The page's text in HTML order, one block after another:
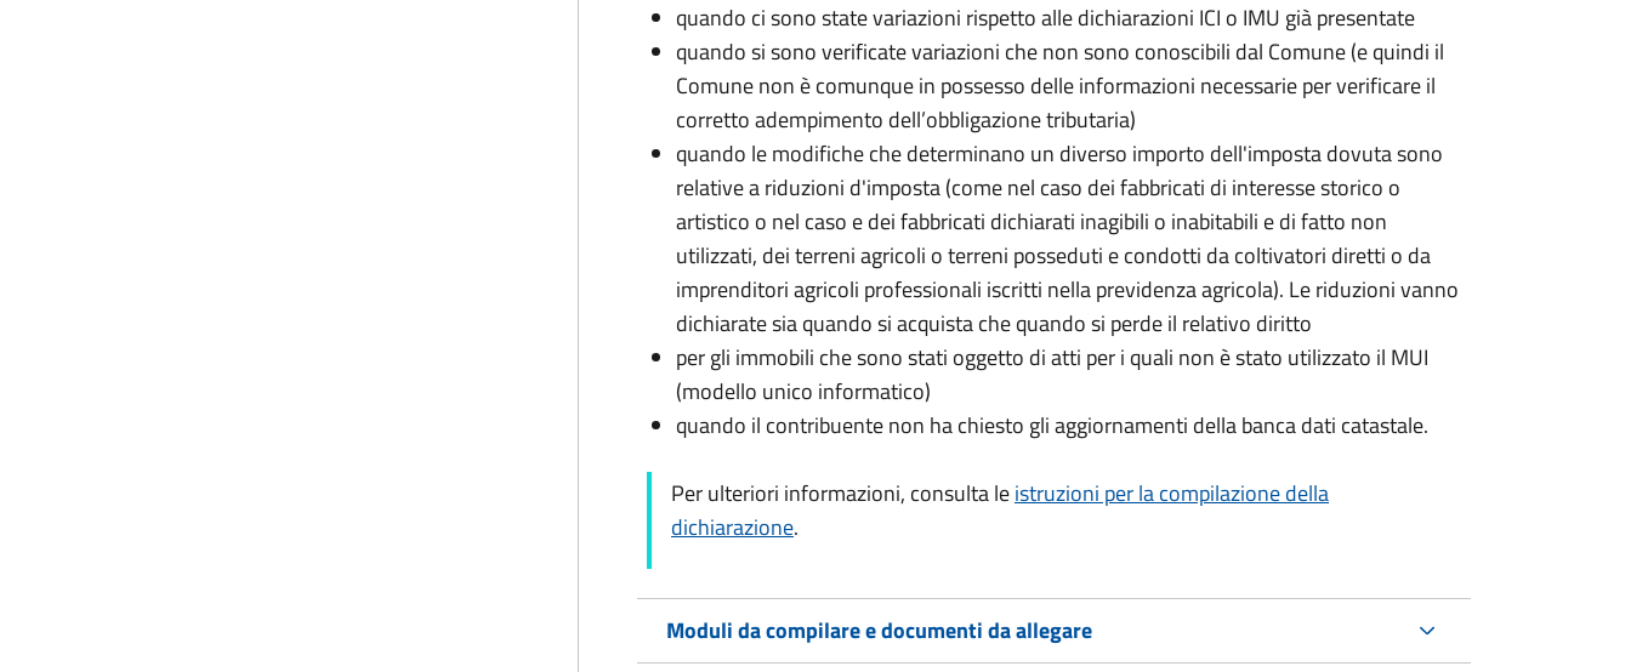
quando ci sono state variazioni rispetto alle dichiarazioni ICI o IMU già presentate
quando si sono verificate variazioni che non sono conoscibili dal Comune (e quindi il
Comune non è comunque in possesso delle informazioni necessarie per verificare il
corretto adempimento dell’obbligazione tributaria)
quando le modifiche che determinano un diverso importo dell'imposta dovuta sono
relative a riduzioni d'imposta (come nel caso dei fabbricati di interesse storico o
artistico o nel caso e dei fabbricati dichiarati inagibili o inabitabili e di fatto non
utilizzati, dei terreni agricoli o terreni posseduti e condotti da coltivatori diretti o da
imprenditori agricoli professionali iscritti nella previdenza agricola). Le riduzioni vanno
dichiarate sia quando si acquista che quando si perde il relativo diritto
per gli immobili che sono stati oggetto di atti per i quali non è stato utilizzato il MUI
(modello unico informatico)
quando il contribuente non ha chiesto gli aggiornamenti della banca dati catastale.
Per ulteriori informazioni, consulta leistruzioni per la compilazione della
dichiarazione.
Moduli da compilare e documenti da allegare